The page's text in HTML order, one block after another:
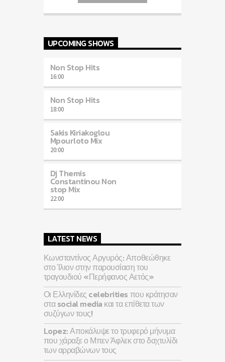
UPCOMING SHOWS
Non Stop Hits
16:00
Non Stop Hits
18:00
Sakis Kiriakoglou
Mpourloto Mix
20:00
Dj Themis
Constantinou Non
stop Mix
22:00
LATEST NEWS
Κωνσταντίνος Αργυρός: Αποθεώθηκε
στο Ίλιον στην παρουσίαση του
τραγουδιού «Περήφανος Αετός»
Οι Ελληνίδες celebrities που κράτησαν
στα social media και τα επίθετα των
συζύγων τους!
Lopez: Αποκάλυψε το τρυφερό μήνυμα
που χάραξε ο Μπεν Άφλεκ στο δαχτυλίδι
των αρραβώνων τους